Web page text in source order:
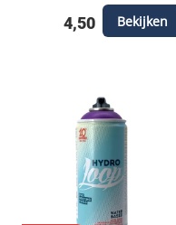
4,50 Bekijken